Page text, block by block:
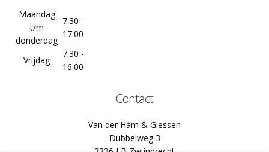
Maandag
t/m
donderdag
7.30 -
17.00
Vrijdag
7.30 -
16.00
Contact
Van der Ham & Giessen
Dubbelweg 3